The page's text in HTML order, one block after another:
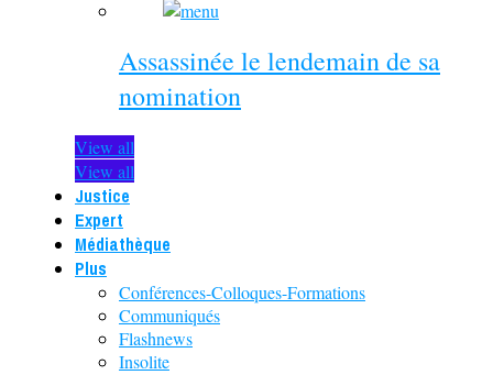
Assassinée le lendemain de sa
nomination
View all
View all
Justice
Expert
Médiathèque
Plus
Conférences-Colloques-Formations
Communiqués
Flashnews
Insolite